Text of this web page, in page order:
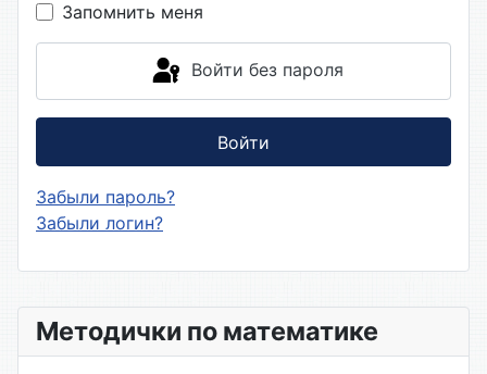
Методички по математике
Запомнить меня
Войти без пароля
Войти
Забыли пароль?
Забыли логин?